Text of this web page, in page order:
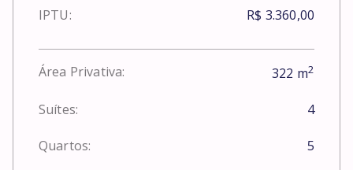
IPTU: R$ 3.360,00
Área Privativa: 322 m2
Suítes: 4
Quartos: 5